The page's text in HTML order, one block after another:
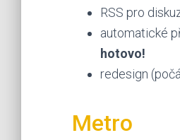
RSS pro
automatické
hotovo!
redesign
Metro